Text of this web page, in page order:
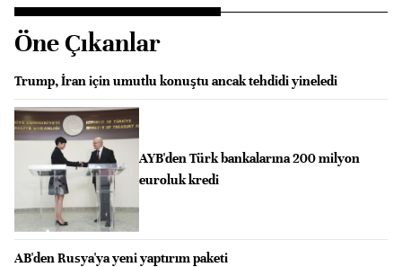
Öne Çıkanlar
Trump, İran için umutlu konuştu ancak tehdidi yineledi
AYB'den Türk bankalarına 200 milyon
euroluk kredi
AB'den Rusya'ya yeni yaptırım paketi